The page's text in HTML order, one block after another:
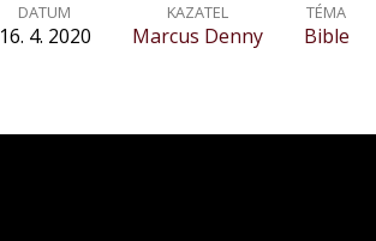
DATUM
16. 4. 2020
KAZATEL
Marcus Denny
TÉMA
Bible